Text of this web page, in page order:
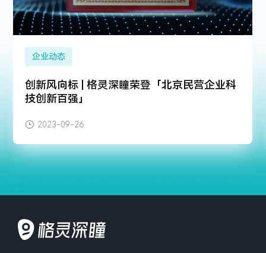
企业动态
创新风向标 | 格灵深瞳荣登「北京民营企业科
技创新百强」
2023-09-26